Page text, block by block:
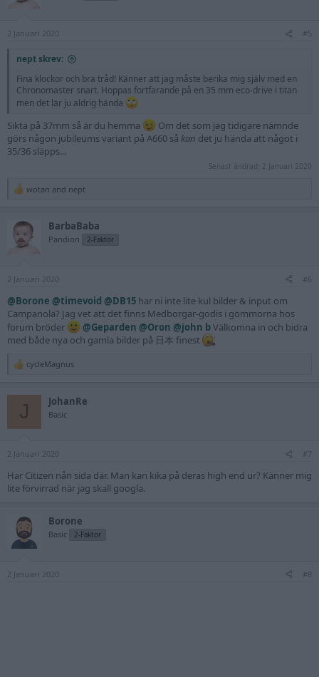
s
2 Januari 2020 #5
nept skrev:
Fina klockor och bra tråd! Känner att jag måste berika mig själv med en
Chronomaster snart. Hoppas fortfarande på en 35 mm eco-drive i titan
men det lär ju aldrig hända
Sikta på 37mm så är du hemma
Om det som jag tidigare nämnde
görs någon jubileums variant på A660 så kan det ju hända att något i
35/36 släpps...
Senast ändrad: 2 Januari 2020
R
c
t
s
wotan and nept
BarbaBaba
Pandion 2-Faktor
2 Januari 2020 #6
@Borone @timevoid @DB15 har ni inte lite kul bilder & input om
Campanola? Jag vet att det finns Medborgar-godis i gömmorna hos
forum bröder
@Geparden @Oron @john bVälkomna in och bidra
med både nya och gamla bilder på 日本 finest
R
o
s
cycleMagnus
J JohanRe
Basic
2 Januari 2020 #7
Har Citizen nån sida där. Man kan kika på deras high end ur? Känner mig
lite förvirrad när jag skall googla.
Borone
Basic 2-Faktor
2 Januari 2020 #8